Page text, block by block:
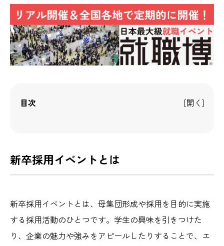
目次
新卒採用イベントとは
新卒採用イベントとは、母集団形成や採用を目的に実施
する採用活動のひとつです。学生の興味を引きつけた
り、企業の魅力や強みをアピールしたりすることで、エ